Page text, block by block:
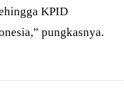
KPID
pungkasnya.